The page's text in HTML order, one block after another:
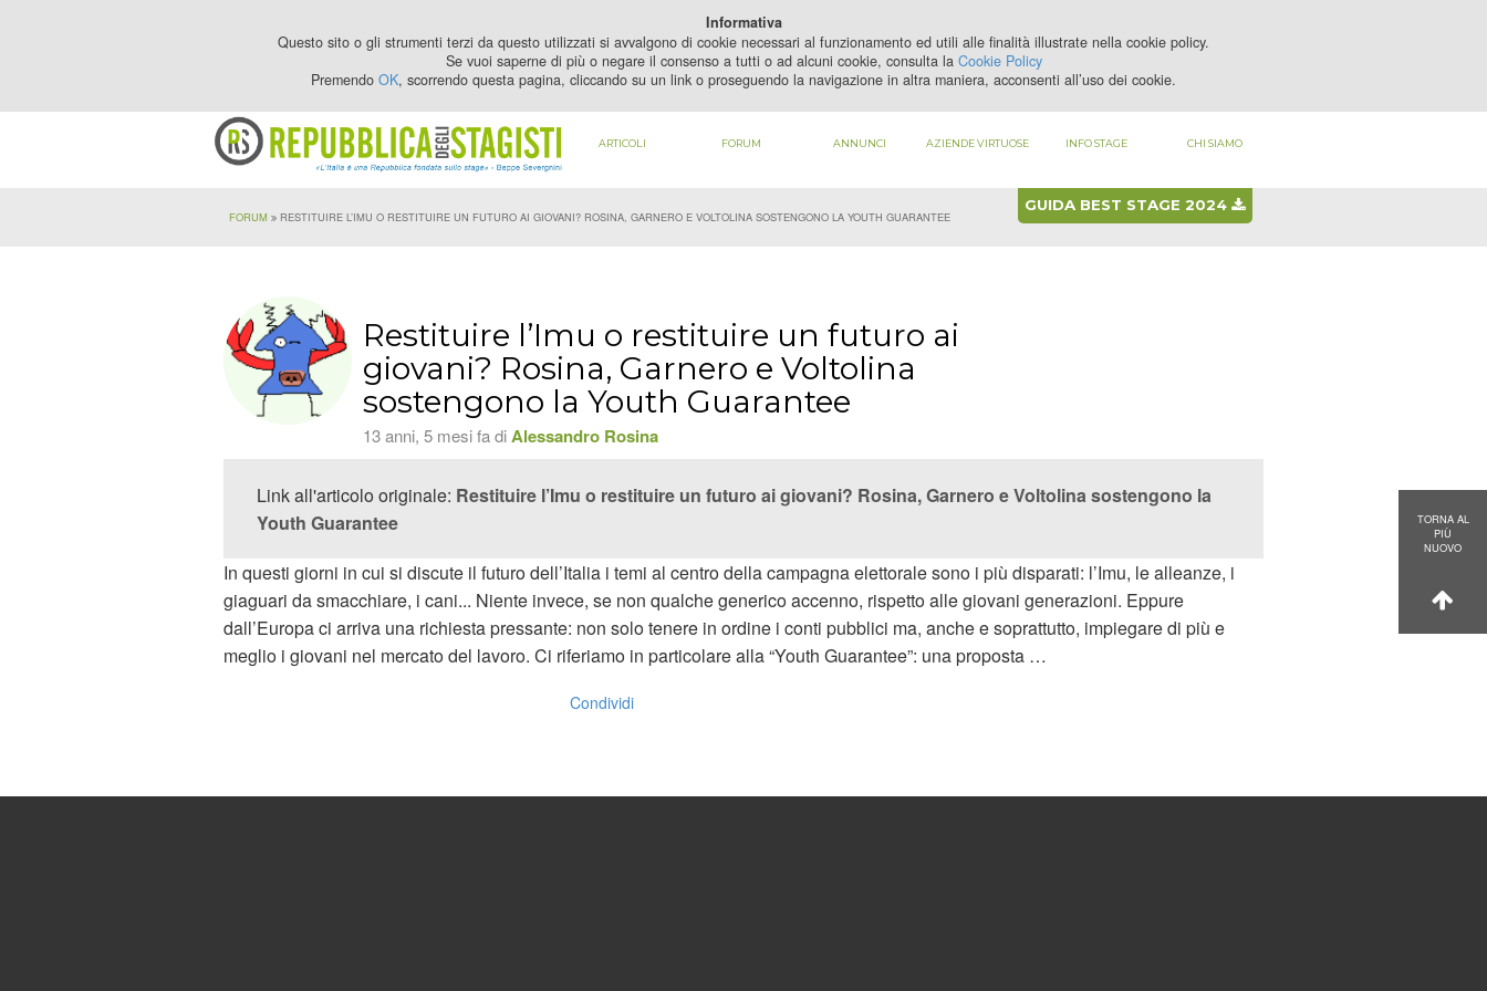
REGISTRATI
LOGIN
PER VEDERE QUESTO CONTENUTO DEVI
GUIDA BEST STAGE 2024
ARTICOLI FORUM ANNUNCI AZIENDE VIRTUOSE INFO STAGE CHI SIAMO
FORUM RESTITUIRE L’IMU O RESTITUIRE UN FUTURO AI GIOVANI? ROSINA, GARNERO E VOLTOLINA SOSTENGONO LA YOUTH GUARANTEE
Restituire l’Imu o restituire un futuro ai
giovani? Rosina, Garnero e Voltolina
sostengono la Youth Guarantee
13 anni, 5 mesi fa diAlessandro Rosina
Link all'articolo originale: Restituire l’Imu o restituire un futuro ai giovani? Rosina, Garnero e Voltolina sostengono la
Youth Guarantee
In questi giorni in cui si discute il futuro dell’Italia i temi al centro della campagna elettorale sono i più disparati: l’Imu, le alleanze, i
giaguari da smacchiare, i cani... Niente invece, se non qualche generico accenno, rispetto alle giovani generazioni. Eppure
dall’Europa ci arriva una richiesta pressante: non solo tenere in ordine i conti pubblici ma, anche e soprattutto, impiegare di più e
meglio i giovani nel mercato del lavoro. Ci riferiamo in particolare alla “Youth Guarantee”: una proposta …
Condividi
TORNA AL
PIÙ
NUOVO
Informativa
Questo sito o gli strumenti terzi da questo utilizzati si avvalgono di cookie necessari al funzionamento ed utili alle finalità illustrate nella cookie policy.
Se vuoi saperne di più o negare il consenso a tutti o ad alcuni cookie, consulta la Cookie Policy
Premendo OK, scorrendo questa pagina, cliccando su un link o proseguendo la navigazione in altra maniera, acconsenti all’uso dei cookie.